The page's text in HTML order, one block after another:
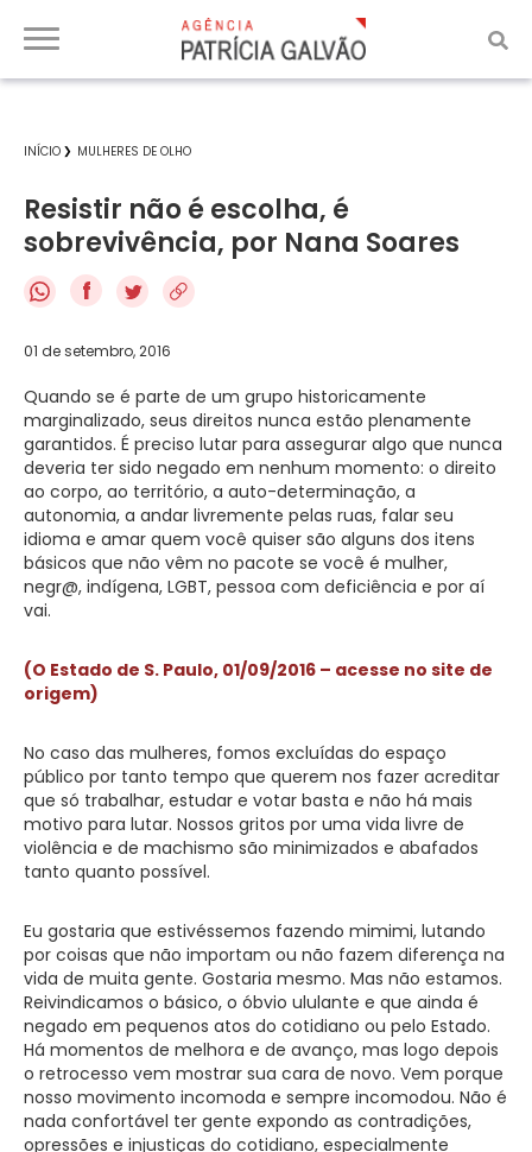
INÍCIO MULHERES DE OLHO
Resistir não é escolha, é
sobrevivência, por Nana Soares
f
01 de setembro, 2016
Quando se é parte de um grupo historicamente
marginalizado, seus direitos nunca estão plenamente
garantidos. É preciso lutar para assegurar algo que nunca
deveria ter sido negado em nenhum momento: o direito
ao corpo, ao território, a auto-determinação, a
autonomia, a andar livremente pelas ruas, falar seu
idioma e amar quem você quiser são alguns dos itens
básicos que não vêm no pacote se você é mulher,
negr@, indígena, LGBT, pessoa com deficiência e por aí
vai.
(O Estado de S. Paulo, 01/09/2016 – acesse no site de
origem)
No caso das mulheres, fomos excluídas do espaço
público por tanto tempo que querem nos fazer acreditar
que só trabalhar, estudar e votar basta e não há mais
motivo para lutar. Nossos gritos por uma vida livre de
violência e de machismo são minimizados e abafados
tanto quanto possível.
Eu gostaria que estivéssemos fazendo mimimi, lutando
por coisas que não importam ou não fazem diferença na
vida de muita gente. Gostaria mesmo. Mas não estamos.
Reivindicamos o básico, o óbvio ululante e que ainda é
negado em pequenos atos do cotidiano ou pelo Estado.
Há momentos de melhora e de avanço, mas logo depois
o retrocesso vem mostrar sua cara de novo. Vem porque
nosso movimento incomoda e sempre incomodou. Não é
nada confortável ter gente expondo as contradições,
opressões e injustiças do cotidiano, especialmente